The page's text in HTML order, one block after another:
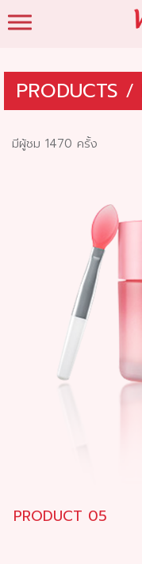
PRODUCTS /
มีผู้ชม 1470 ครั้ง
PRODUCT 05